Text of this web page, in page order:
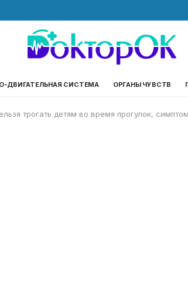
ДВИГАТЕЛЬНАЯ СИСТЕМА ОРГАНЫ ЧУВСТВ
трогать детям во время прогулок,